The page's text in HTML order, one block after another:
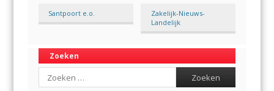
Santpoort e.o.
Zakelijk-Nieuws-
Landelijk
Zoeken
Search